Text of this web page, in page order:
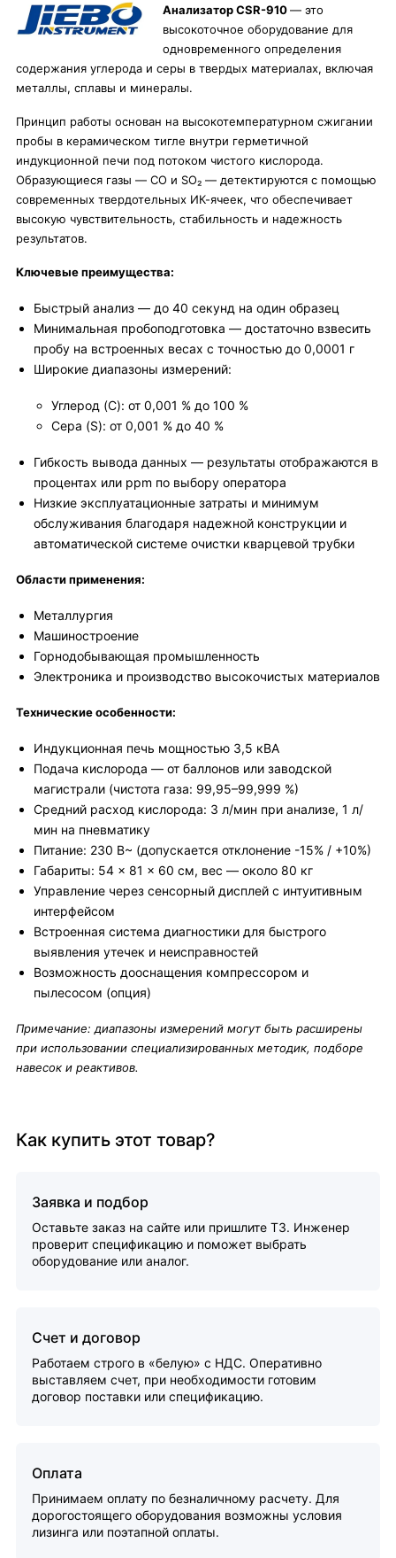
Анализатор CSR-910— это
высокоточное оборудование для
одновременного определения
содержания углерода и серы в твердых материалах, включая
металлы, сплавы и минералы.
Принцип работы основан на высокотемпературном сжигании
пробы в керамическом тигле внутри герметичной
индукционной печи под потоком чистого кислорода.
Образующиеся газы — CO и SO₂ — детектируются с помощью
современных твердотельных ИК-ячеек, что обеспечивает
высокую чувствительность, стабильность и надежность
результатов.
Ключевые преимущества:
Быстрый анализ — до 40 секунд на один образец
Минимальная пробоподготовка — достаточно взвесить
пробу на встроенных весах с точностью до 0,0001 г
Широкие диапазоны измерений:
Углерод (C): от 0,001 % до 100 %
Сера (S): от 0,001 % до 40 %
Гибкость вывода данных — результаты отображаются в
процентах или ppm по выбору оператора
Низкие эксплуатационные затраты и минимум
обслуживания благодаря надежной конструкции и
автоматической системе очистки кварцевой трубки
Области применения:
Металлургия
Машиностроение
Горнодобывающая промышленность
Электроника и производство высокочистых материалов
Технические особенности:
Индукционная печь мощностью 3,5 кВА
Подача кислорода — от баллонов или заводской
магистрали (чистота газа: 99,95–99,999 %)
Средний расход кислорода: 3 л/мин при анализе, 1 л/
мин на пневматику
Питание: 230 В~ (допускается отклонение -15% / +10%)
Габариты: 54 × 81 × 60 см, вес — около 80 кг
Управление через сенсорный дисплей с интуитивным
интерфейсом
Встроенная система диагностики для быстрого
выявления утечек и неисправностей
Возможность дооснащения компрессором и
пылесосом (опция)
Примечание: диапазоны измерений могут быть расширены
при использовании специализированных методик, подборе
навесок и реактивов.
Как купить этот товар?
Заявка и подбор
Оставьте заказ на сайте или пришлите ТЗ. Инженер
проверит спецификацию и поможет выбрать
оборудование или аналог.
Счет и договор
Работаем строго в «белую» с НДС. Оперативно
выставляем счет, при необходимости готовим
договор поставки или спецификацию.
Оплата
Принимаем оплату по безналичному расчету. Для
дорогостоящего оборудования возможны условия
лизинга или поэтапной оплаты.